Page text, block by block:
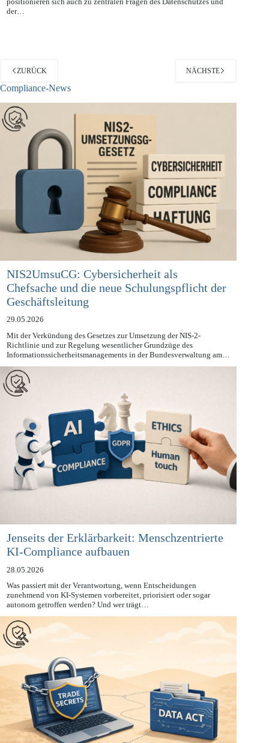
Ende dieser Woche am 23.02.2025 wird gewählt und die Parteien
positionieren sich auch zu zentralen Fragen des Datenschutzes und
ZURÜCK
Compliance-News
NIS2UmsuCG: Cybersicherheit als
Chefsache und die neue Schulungspflicht der
Geschäftsleitung
29.05.2026
Mit der Verkündung des Gesetzes zur Umsetzung der NIS-2-
Richtlinie und zur Regelung wesentlicher Grundzüge des
Informationssicherheitsmanagements in der Bundesverwaltung am…
Jenseits der Erklärbarkeit: Menschzentrierte
KI-Compliance aufbauen
28.05.2026
Was passiert mit der Verantwortung, wenn Entscheidungen
zunehmend von KI-Systemen vorbereitet, priorisiert oder sogar
autonom getroffen werden? Und wer trägt…